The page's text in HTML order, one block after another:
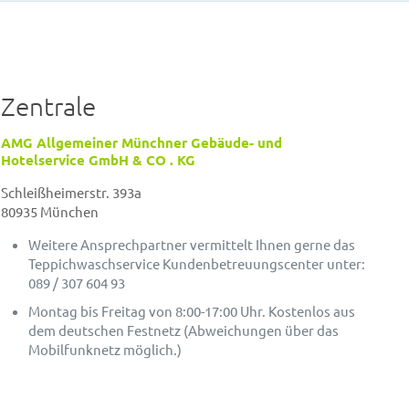
Zentrale
AMG Allgemeiner Münchner Gebäude- und
Hotelservice GmbH & CO . KG
Schleißheimerstr. 393a
80935 München
Weitere Ansprechpartner vermittelt Ihnen gerne das
Teppichwaschservice Kundenbetreuungscenter unter:
089 / 307 604 93
Montag bis Freitag von 8:00-17:00 Uhr. Kostenlos aus
dem deutschen Festnetz (Abweichungen über das
Mobilfunknetz möglich.)